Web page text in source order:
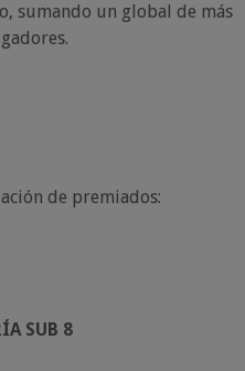
sumando un global de más
de premiados:
SUB 8